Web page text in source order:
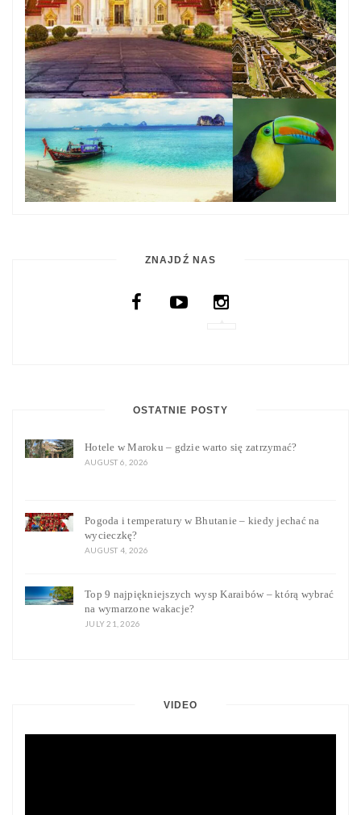
ZNAJDŹ NAS
OSTATNIE POSTY
Hotele w Maroku – gdzie warto się zatrzymać?
AUGUST 6, 2026
Pogoda i temperatury w Bhutanie – kiedy jechać na
wycieczkę?
AUGUST 4, 2026
Top 9 najpiękniejszych wysp Karaibów – którą wybrać
na wymarzone wakacje?
JULY 21, 2026
VIDEO